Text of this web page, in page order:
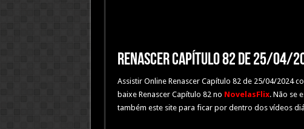
Renascer Capítulo 82 de 25/04/
Assistir Online Renascer Capítulo 82 de 25/04/2024
baixe Renascer Capítulo 82 no NovelasFlix. Não se
também este site para ficar por dentro dos vídeos